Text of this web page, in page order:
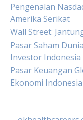
Pengenalan
Amerika Serikat
Wall Street:
Pasar Saham
Investor Indonesia
Pasar Keuangan
Ekonomi Indonesia